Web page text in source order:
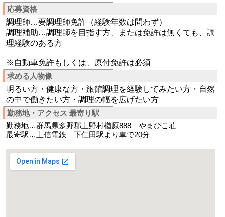
応募資格
調理師…要調理師免許（経験年数は問わず）
調理補助…調理師を目指す方、または免許は無くても、調
理経験のある方
※自動車免許もしくは、原付免許は必須
求める人物像
明るい方・健康な方・旅館調理を経験してみたい方・自然
の中で働きたい方・調理の幅を広げたい方
勤務地・アクセス 最寄り駅
勤務地…群馬県多野郡上野村楢原888 やまびこ荘
最寄駅…上信電鉄 下仁田駅より車で20分